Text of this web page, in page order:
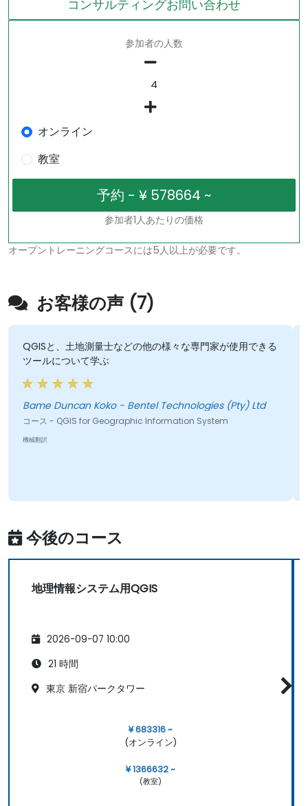
コンサルティングお問い合わせ
参加者の人数
オンライン
教室
参加者1人あたりの価格
オープントレーニングコースには5人以上が必要です。
お客様の声 (7)
QGISと、土地測量士などの他の様々な専門家が使用できる
ツールについて学ぶ
Bame Duncan Koko - Bentel Technologies (Pty) Ltd
コース - QGIS for Geographic Information System
機械翻訳
今後のコース
地理情報システム用QGIS
2026-09-07 10:00
21 時間
東京 新宿パークタワー
¥ 683316 ~
(オンライン)
¥ 1366632 ~
(教室)